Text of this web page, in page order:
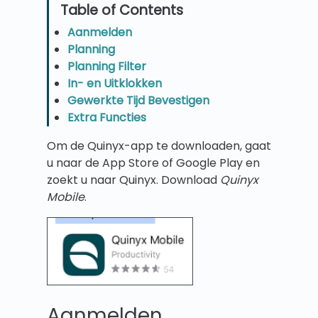
Aanmelden
Planning
Planning Filter
In- en Uitklokken
Gewerkte Tijd Bevestigen
Extra Functies
Om de Quinyx-app te downloaden, gaat
u naar de App Store of Google Play en
zoekt u naar Quinyx. Download Quinyx
Mobile.